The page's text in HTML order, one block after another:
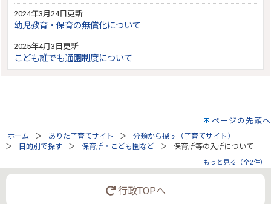
2024年3月24日更新
幼児教育・保育の無償化について
2025年4月3日更新
こども誰でも通園制度について
ページの先頭へ
ホーム ありた子育てサイト
分類から探す（子育てサイト）
目的別で探す
保育所・こども園など 保育所等の入所について
もっと見る（全2件）
行政TOPへ